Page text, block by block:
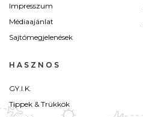
Impresszum
Médiaajánlat
Sajtómegjelenések
HASZNOS
GY.I.K.
Tippek & Trükkök